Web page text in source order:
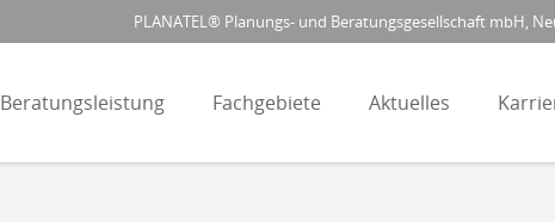
PLANATEL® Planungs- und Beratungsgesellschaft mbH,
Beratungsleistung Fachgebiete Aktuelles